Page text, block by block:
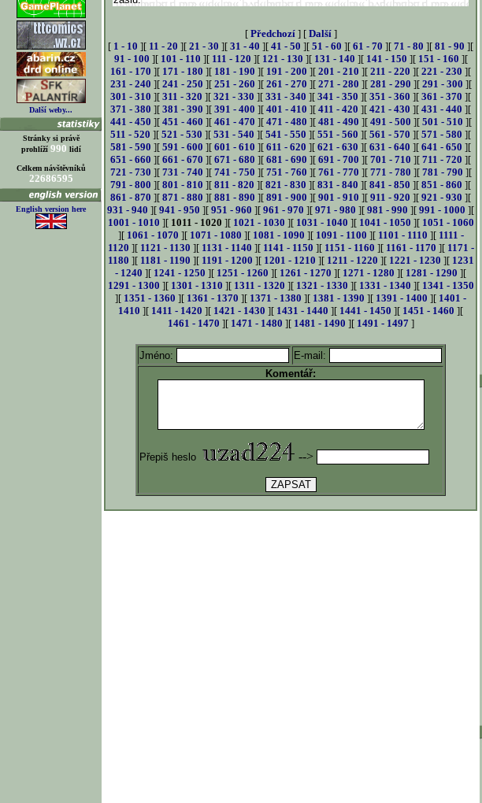
Další weby...
Stránky si právě
prohlíží990 lidí
Celkem návštěvníků
22686595
English version here
[ Předchozí] [ Další]
[ 1 - 10 ][ 11 - 20 ][ 21 - 30 ][ 31 - 40 ][ 41 - 50 ][ 51 - 60 ][ 61 - 70 ][ 71 - 80 ][ 81 - 90 ][
91 - 100 ][ 101 - 110 ][ 111 - 120 ][ 121 - 130 ][ 131 - 140 ][ 141 - 150 ][ 151 - 160 ][
161 - 170 ][ 171 - 180 ][ 181 - 190 ][ 191 - 200 ][ 201 - 210 ][ 211 - 220 ][ 221 - 230 ][
231 - 240 ][ 241 - 250 ][ 251 - 260 ][ 261 - 270 ][ 271 - 280 ][ 281 - 290 ][ 291 - 300 ][
301 - 310 ][ 311 - 320 ][ 321 - 330 ][ 331 - 340 ][ 341 - 350 ][ 351 - 360 ][ 361 - 370 ][
371 - 380 ][ 381 - 390 ][ 391 - 400 ][ 401 - 410 ][ 411 - 420 ][ 421 - 430 ][ 431 - 440 ][
441 - 450 ][ 451 - 460 ][ 461 - 470 ][ 471 - 480 ][ 481 - 490 ][ 491 - 500 ][ 501 - 510 ][
511 - 520 ][ 521 - 530 ][ 531 - 540 ][ 541 - 550 ][ 551 - 560 ][ 561 - 570 ][ 571 - 580 ][
581 - 590 ][ 591 - 600 ][ 601 - 610 ][ 611 - 620 ][ 621 - 630 ][ 631 - 640 ][ 641 - 650 ][
651 - 660 ][ 661 - 670 ][ 671 - 680 ][ 681 - 690 ][ 691 - 700 ][ 701 - 710 ][ 711 - 720 ][
721 - 730 ][ 731 - 740 ][ 741 - 750 ][ 751 - 760 ][ 761 - 770 ][ 771 - 780 ][ 781 - 790 ][
791 - 800 ][ 801 - 810 ][ 811 - 820 ][ 821 - 830 ][ 831 - 840 ][ 841 - 850 ][ 851 - 860 ][
861 - 870 ][ 871 - 880 ][ 881 - 890 ][ 891 - 900 ][ 901 - 910 ][ 911 - 920 ][ 921 - 930 ][
931 - 940 ][ 941 - 950 ][ 951 - 960 ][ 961 - 970 ][ 971 - 980 ][ 981 - 990 ][ 991 - 1000 ][
1001 - 1010 ][ 1011 - 1020 ][ 1021 - 1030 ][ 1031 - 1040 ][ 1041 - 1050 ][ 1051 - 1060
][ 1061 - 1070 ][ 1071 - 1080 ][ 1081 - 1090 ][ 1091 - 1100 ][ 1101 - 1110 ][ 1111 -
1120 ][ 1121 - 1130 ][ 1131 - 1140 ][ 1141 - 1150 ][ 1151 - 1160 ][ 1161 - 1170 ][ 1171 -
1180 ][ 1181 - 1190 ][ 1191 - 1200 ][ 1201 - 1210 ][ 1211 - 1220 ][ 1221 - 1230 ][ 1231
- 1240 ][ 1241 - 1250 ][ 1251 - 1260 ][ 1261 - 1270 ][ 1271 - 1280 ][ 1281 - 1290 ][
1291 - 1300 ][ 1301 - 1310 ][ 1311 - 1320 ][ 1321 - 1330 ][ 1331 - 1340 ][ 1341 - 1350
][ 1351 - 1360 ][ 1361 - 1370 ][ 1371 - 1380 ][ 1381 - 1390 ][ 1391 - 1400 ][ 1401 -
1410 ][ 1411 - 1420 ][ 1421 - 1430 ][ 1431 - 1440 ][ 1441 - 1450 ][ 1451 - 1460 ][
1461 - 1470 ][ 1471 - 1480 ][ 1481 - 1490 ][ 1491 - 1497]
Jméno:
E-mail:
Komentář:
Přepiš heslo -->